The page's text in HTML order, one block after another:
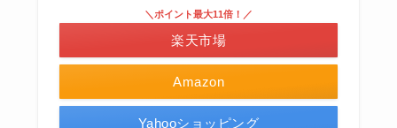
Amazon
＼ポイント最大11倍！／
楽天市場
Yahooショッピング